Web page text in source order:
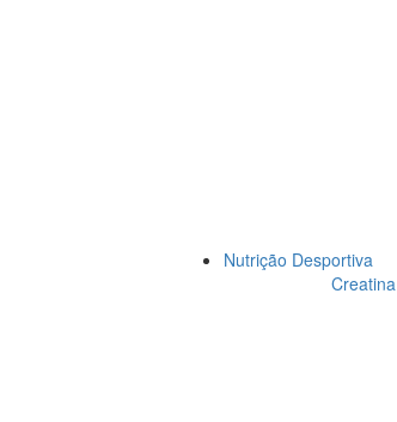
Nutrição Desportiva
Creatina